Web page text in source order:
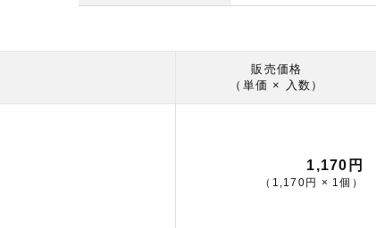
販売価格
（単価 × 入数）
1,170円
（ 1,170円 × 1個 ）